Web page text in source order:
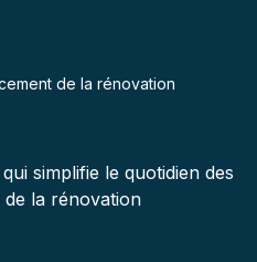
de la rénovation
simplifie le quotidien des
la rénovation